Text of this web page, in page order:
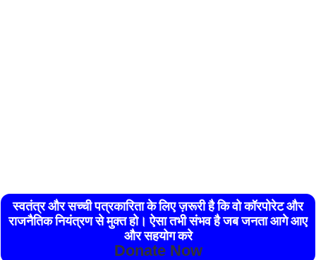
स्वतंत्र और सच्ची पत्रकारिता के लिए ज़रूरी है कि वो कॉरपोरेट और
राजनैतिक नियंत्रण से मुक्त हो। ऐसा तभी संभव है जब जनता आगे आए
और सहयोग करे
Donate Now